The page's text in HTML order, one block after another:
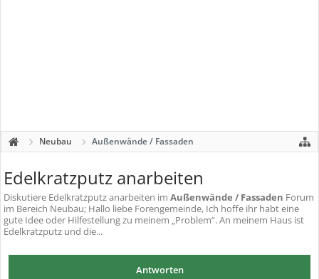
Neubau Außenwände / Fassaden
Edelkratzputz anarbeiten
Diskutiere Edelkratzputz anarbeiten im Außenwände / Fassaden Forum
im Bereich Neubau; Hallo liebe Forengemeinde, Ich hoffe ihr habt eine
gute Idee oder Hilfestellung zu meinem „Problem“. An meinem Haus ist
Edelkratzputz und die...
Antworten